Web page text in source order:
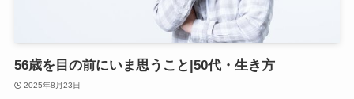
56歳を目の前にいま思うこと|50代・生き方
2025年8月23日